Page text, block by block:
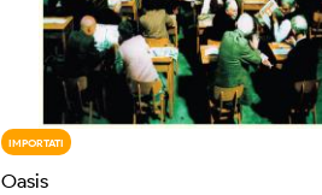
IMPORTATI
Oasis